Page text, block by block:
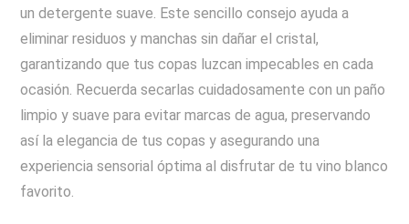
un detergente suave. Este sencillo consejo ayuda a
eliminar residuos y manchas sin dañar el cristal,
garantizando que tus copas luzcan impecables en cada
ocasión. Recuerda secarlas cuidadosamente con un paño
limpio y suave para evitar marcas de agua, preservando
así la elegancia de tus copas y asegurando una
experiencia sensorial óptima al disfrutar de tu vino blanco
favorito.